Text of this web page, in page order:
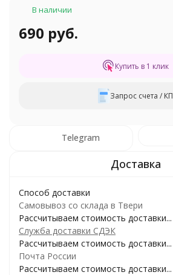
В наличии
690 руб.
Купить в 1 клик
Запрос счета / КП
Telegram
Способ доставки
Самовывоз со склада в Твери
Рассчитываем стоимость доставки...
Служба доставки СДЭК
Рассчитываем стоимость доставки...
Почта России
Рассчитываем стоимость доставки...